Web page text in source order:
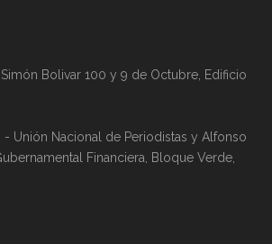
Bolivar 100 y 9 de Octubre, Edificio
- Unión Nacional de Periodistas y Alfonso
Financiera, Bloque Verde,